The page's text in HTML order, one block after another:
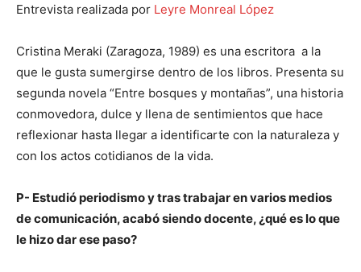
Entrevista realizada por Leyre Monreal López
Cristina Meraki (Zaragoza, 1989) es una escritora a la
que le gusta sumergirse dentro de los libros. Presenta su
segunda novela “Entre bosques y montañas”, una historia
conmovedora, dulce y llena de sentimientos que hace
reflexionar hasta llegar a identificarte con la naturaleza y
con los actos cotidianos de la vida.
P- Estudió periodismo y tras trabajar en varios medios
de comunicación, acabó siendo docente, ¿qué es lo que
le hizo dar ese paso?